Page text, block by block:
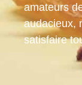
amateurs
audacieux,
satisfaire